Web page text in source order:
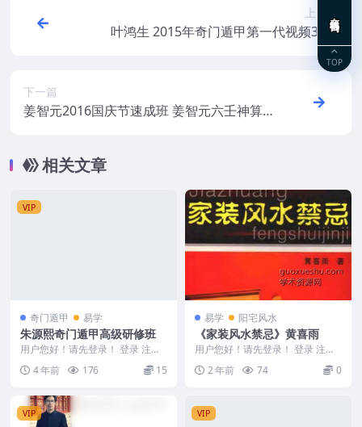
上一篇
叶鸿生 2015年奇门遁甲第一代视频34集
下一篇
姜智元2016国庆节速成班 姜智元六壬神算
相关文章
VIP
奇门遁甲 易学
朱源熙奇门遁甲高级研修班
用户您好！请先登录！ 登录 注册
编号：221788D966. 朱源熙奇门
遁甲高...
4 年前 176 15
易学 阳宅风水
《家装风水禁忌》黄喜雨
用户您好！请先登录！ 登录 注册
《家装风水禁忌》黄喜雨 240818
3 2 年前 74 0
VIP VIP
TOP